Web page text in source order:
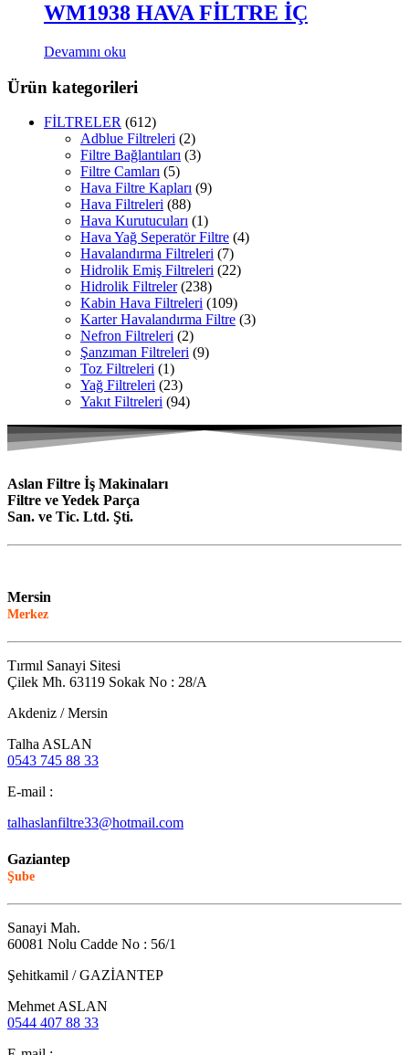
WM1938 HAVA FİLTRE İÇ
Devamını oku
Ürün kategorileri
FİLTRELER (612)
Adblue Filtreleri (2)
Filtre Bağlantıları (3)
Filtre Camları (5)
Hava Filtre Kapları (9)
Hava Filtreleri (88)
Hava Kurutucuları (1)
Hava Yağ Seperatör Filtre (4)
Havalandırma Filtreleri (7)
Hidrolik Emiş Filtreleri (22)
Hidrolik Filtreler (238)
Kabin Hava Filtreleri (109)
Karter Havalandırma Filtre (3)
Nefron Filtreleri (2)
Şanzıman Filtreleri (9)
Toz Filtreleri (1)
Yağ Filtreleri (23)
Yakıt Filtreleri (94)
Aslan Filtre İş Makinaları
Filtre ve Yedek Parça
San. ve Tic. Ltd. Şti.
Mersin
Merkez
Tırmıl Sanayi Sitesi
Çilek Mh. 63119 Sokak No : 28/A
Akdeniz / Mersin
Talha ASLAN
0543 745 88 33
E-mail :
talhaslanfiltre33@hotmail.com
Gaziantep
Şube
Sanayi Mah.
60081 Nolu Cadde No : 56/1
Şehitkamil / GAZİANTEP
Mehmet ASLAN
0544 407 88 33